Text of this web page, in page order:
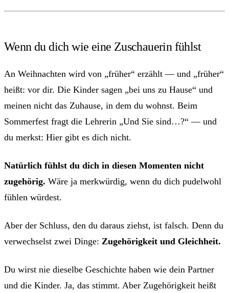
Wenn du dich wie eine Zuschauerin fühlst
An Weihnachten wird von „früher“ erzählt — und „früher“
heißt: vor dir. Die Kinder sagen „bei uns zu Hause“ und
meinen nicht das Zuhause, in dem du wohnst. Beim
Sommerfest fragt die Lehrerin „Und Sie sind…?“ — und
du merkst: Hier gibt es dich nicht.
Natürlich fühlst du dich in diesen Momenten nicht
zugehörig. Wäre ja merkwürdig, wenn du dich pudelwohl
fühlen würdest.
Aber der Schluss, den du daraus ziehst, ist falsch. Denn du
verwechselst zwei Dinge: Zugehörigkeit und Gleichheit.
Du wirst nie dieselbe Geschichte haben wie dein Partner
und die Kinder. Ja, das stimmt. Aber Zugehörigkeit heißt